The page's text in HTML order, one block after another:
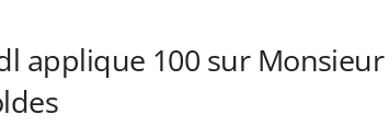
applique 100 sur